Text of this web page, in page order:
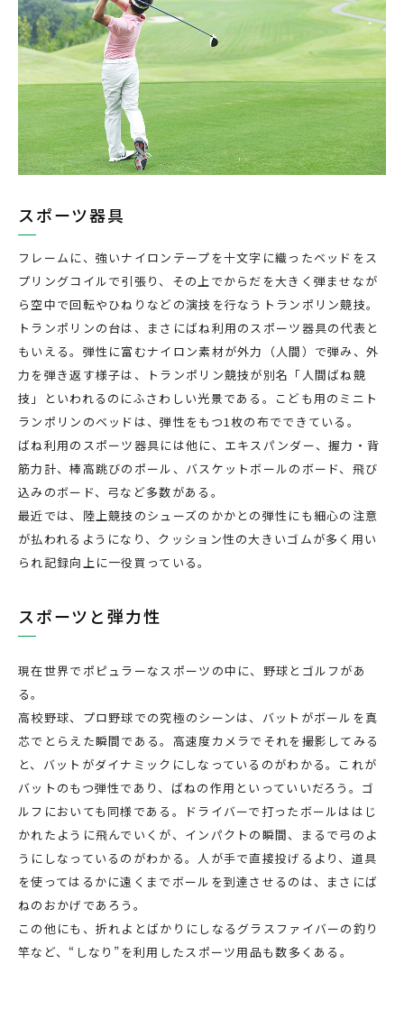
スポーツ器具
フレームに、強いナイロンテープを十文字に織ったベッドをス
プリングコイルで引張り、その上でからだを大きく弾ませなが
ら空中で回転やひねりなどの演技を行なうトランポリン競技。
トランポリンの台は、まさにばね利用のスポーツ器具の代表と
もいえる。弾性に富むナイロン素材が外力（人間）で弾み、外
力を弾き返す様子は、トランポリン競技が別名「人間ばね競
技」といわれるのにふさわしい光景である。こども用のミニト
ランポリンのベッドは、弾性をもつ1枚の布でできている。
ばね利用のスポーツ器具には他に、エキスパンダー、握力・背
筋力計、棒高跳びのポール、バスケットボールのボード、飛び
込みのボード、弓など多数がある。
最近では、陸上競技のシューズのかかとの弾性にも細心の注意
が払われるようになり、クッション性の大きいゴムが多く用い
られ記録向上に一役買っている。
スポーツと弾力性
現在世界でポピュラーなスポーツの中に、野球とゴルフがあ
る。
高校野球、プロ野球での究極のシーンは、バットがボールを真
芯でとらえた瞬間である。高速度カメラでそれを撮影してみる
と、バットがダイナミックにしなっているのがわかる。これが
バットのもつ弾性であり、ばねの作用といっていいだろう。ゴ
ルフにおいても同様である。ドライバーで打ったボールははじ
かれたように飛んでいくが、インパクトの瞬間、まるで弓のよ
うにしなっているのがわかる。人が手で直接投げるより、道具
を使ってはるかに遠くまでボールを到達させるのは、まさにば
ねのおかげであろう。
この他にも、折れよとばかりにしなるグラスファイバーの釣り
竿など、“しなり”を利用したスポーツ用品も数多くある。